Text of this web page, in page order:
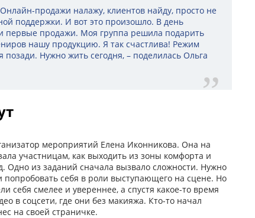
продажи налажу, клиентов найду, просто не
поддержки. И вот это произошло. В день
первые продажи. Моя группа решила подарить
нашу продукцию. Я так счастлива! Режим
позади. Нужно жить сегодня, – поделилась Ольга
мероприятий Елена Иконникова. Она на
участницам, как выходить из зоны комфорта и
Одно из заданий сначала вызвало сложности. Нужно
попробовать себя в роли выступающего на сцене. Но
себя смелее и увереннее, а спустя какое-то время
в соцсети, где они без макияжа. Кто-то начал
на своей страничке.